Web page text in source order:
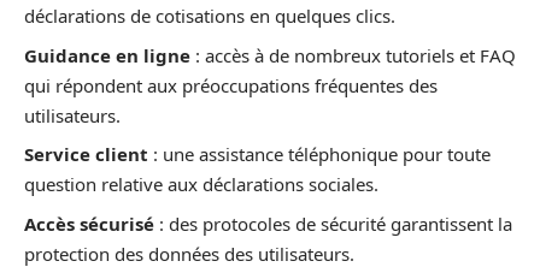
déclarations de cotisations en quelques clics.
Guidance en ligne : accès à de nombreux tutoriels et FAQ
qui répondent aux préoccupations fréquentes des
utilisateurs.
Service client : une assistance téléphonique pour toute
question relative aux déclarations sociales.
Accès sécurisé : des protocoles de sécurité garantissent la
protection des données des utilisateurs.